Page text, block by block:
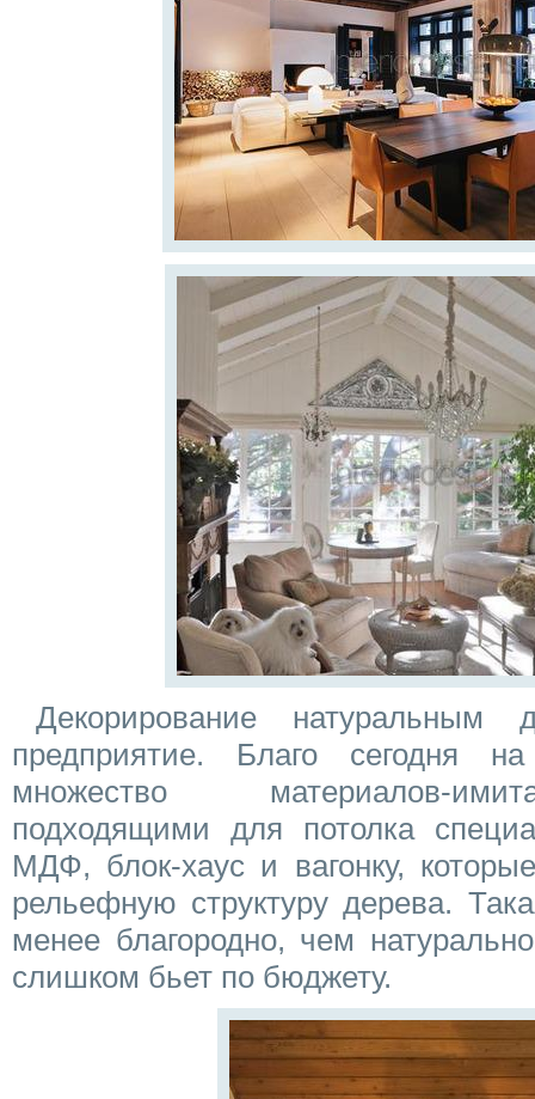
Декорирование натуральным
предприятие. Благо сегодня
множество материалов-
подходящими для потолка
МДФ, блок-хаус и вагонку,
рельефную структуру дерева.
менее благородно, чем
слишком бьет по бюджету.